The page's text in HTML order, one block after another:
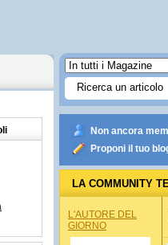
Non ancora
Proponi il tuo
LA COMMUNITY
L'AUTORE DEL
GIORNO